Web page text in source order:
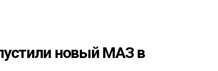
новый МАЗ в